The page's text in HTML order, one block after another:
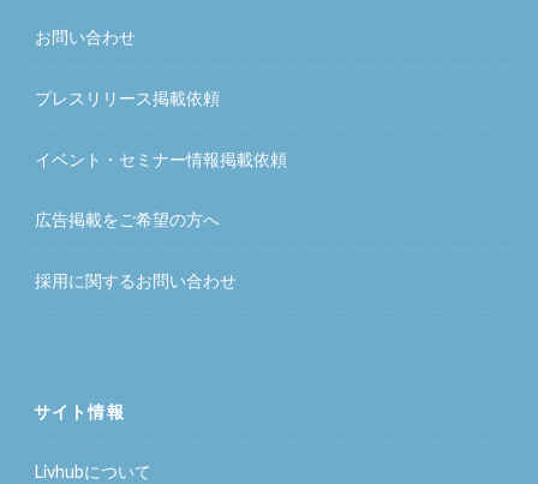
お問い合わせ
プレスリリース掲載依頼
イベント・セミナー情報掲載依頼
広告掲載をご希望の方へ
採用に関するお問い合わせ
サイト情報
Livhubについて